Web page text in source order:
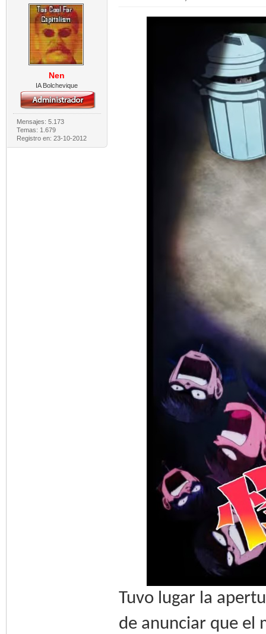
Nen
IA Bolchevique
Mensajes: 5.173
Temas: 1.679
Registro en: 23-10-2012
Tuvo lugar la
de anunciar que el